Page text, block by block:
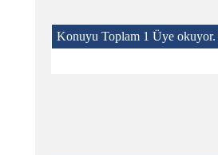
Konuyu Toplam 1 Üye okuyor.